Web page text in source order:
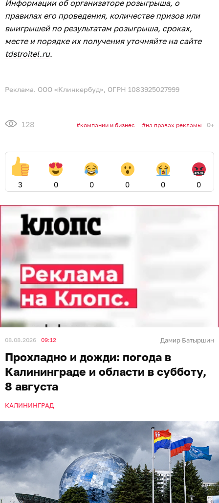
Информации об организаторе розыгрыша, о
правилах его проведения, количестве призов или
выигрышей по результатам розыгрыша, сроках,
месте и порядке их получения уточняйте на сайте
tdstroitel.ru.
Реклама. ООО «Клинкербуд», ОГРН 1083925027999
128 компании и бизнес на правах рекламы 0+
3 0 0 0 0 0
08.08.2026 09:12 Дамир Батыршин
Прохладно и дожди: погода в
Калининграде и области в субботу,
8 августа
КАЛИНИНГРАД